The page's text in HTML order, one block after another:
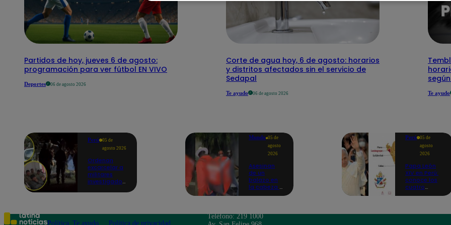
Partidos de hoy, jueves 6 de agosto:
programación para ver fútbol EN VIVO
Deportes 06 de agosto 2026
Corte de agua hoy, 6 de agosto: horarios
y distritos afectados sin el servicio de
Sedapal
Te ayudo 06 de agosto 2026 Te ayudo
Perú
05 de
agosto 2026
Ordenan
excarcelar a
militares
investigados
Colcabamba
Mundo 05 de
agosto
2026
Asesinan
de un
balazo en
la cabeza a
en vivo
Perú 05 de
agosto
2026
Papa León
XIV en Perú:
conoce los
cuatro
en
Política Te ayudo Política de privacidad
Teléfono: 219 1000